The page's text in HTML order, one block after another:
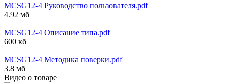
MCSG12-4 Руководство пользователя.pdf
4.92 мб
MCSG12-4 Описание типа.pdf
600 кб
MCSG12-4 Методика поверки.pdf
3.8 мб
Видео о товаре